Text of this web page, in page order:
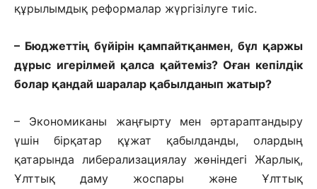
құрылымдық реформалар жүргізілуге тиіс.
– Бюджеттің бүйірін қампайт­қанмен, бұл қаржы
дұрыс игерілмей қалса қайтеміз? Оған кепілдік
болар қандай шаралар қабылданып жатыр?
– Экономиканы жаңғырту мен әртараптандыру
үшін бірқатар құжат­ қабылданды, олардың
қатарында либерализациялау жөніндегі Жарлық,
Ұлттық даму жоспары және Ұлттық